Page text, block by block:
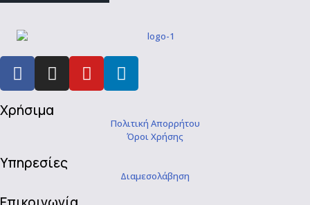
Χρήσιμα
Πολιτική Απορρήτου
Όροι Χρήσης
Υπηρεσίες
Διαμεσολάβηση